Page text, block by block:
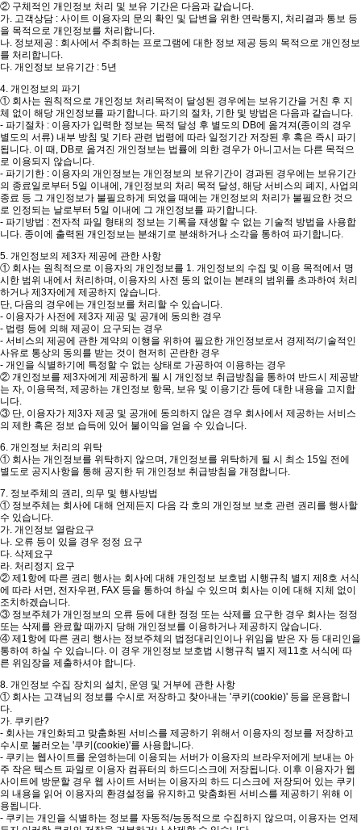
② 구체적인 개인정보 처리 및 보유 기간은 다음과 같습니다.
가. 고객상담 : 사이트 이용자의 문의 확인 및 답변을 위한 연락통지, 처리결과 통보 등
을 목적으로 개인정보를 처리합니다.
나. 정보제공 : 회사에서 주최하는 프로그램에 대한 정보 제공 등의 목적으로 개인정보
를 처리합니다.
다. 개인정보 보유기간 : 5년
4. 개인정보의 파기
① 회사는 원칙적으로 개인정보 처리목적이 달성된 경우에는 보유기간을 거친 후 지
체 없이 해당 개인정보를 파기합니다. 파기의 절차, 기한 및 방법은 다음과 같습니다.
- 파기절차 : 이용자가 입력한 정보는 목적 달성 후 별도의 DB에 옮겨져(종이의 경우
별도의 서류) 내부 방침 및 기타 관련 법령에 따라 일정기간 저장된 후 혹은 즉시 파기
됩니다. 이 때, DB로 옮겨진 개인정보는 법률에 의한 경우가 아니고서는 다른 목적으
로 이용되지 않습니다.
- 파기기한 : 이용자의 개인정보는 개인정보의 보유기간이 경과된 경우에는 보유기간
의 종료일로부터 5일 이내에, 개인정보의 처리 목적 달성, 해당 서비스의 폐지, 사업의
종료 등 그 개인정보가 불필요하게 되었을 때에는 개인정보의 처리가 불필요한 것으
로 인정되는 날로부터 5일 이내에 그 개인정보를 파기합니다.
- 파기방법 : 전자적 파일 형태의 정보는 기록을 재생할 수 없는 기술적 방법을 사용합
니다. 종이에 출력된 개인정보는 분쇄기로 분쇄하거나 소각을 통하여 파기합니다.
5. 개인정보의 제3자 제공에 관한 사항
① 회사는 원칙적으로 이용자의 개인정보를 1. 개인정보의 수집 및 이용 목적에서 명
시한 범위 내에서 처리하며, 이용자의 사전 동의 없이는 본래의 범위를 초과하여 처리
하거나 제3자에게 제공하지 않습니다.
단, 다음의 경우에는 개인정보를 처리할 수 있습니다.
- 이용자가 사전에 제3자 제공 및 공개에 동의한 경우
- 법령 등에 의해 제공이 요구되는 경우
- 서비스의 제공에 관한 계약의 이행을 위하여 필요한 개인정보로서 경제적/기술적인
사유로 통상의 동의를 받는 것이 현저히 곤란한 경우
- 개인을 식별하기에 특정할 수 없는 상태로 가공하여 이용하는 경우
② 개인정보를 제3자에게 제공하게 될 시 개인정보 취급방침을 통하여 반드시 제공받
는 자, 이용목적, 제공하는 개인정보 항목, 보유 및 이용기간 등에 대한 내용을 고지합
니다.
③ 단, 이용자가 제3자 제공 및 공개에 동의하지 않은 경우 회사에서 제공하는 서비스
의 제한 혹은 정보 습득에 있어 불이익을 얻을 수 있습니다.
6. 개인정보 처리의 위탁
① 회사는 개인정보를 위탁하지 않으며, 개인정보를 위탁하게 될 시 최소 15일 전에
별도로 공지사항을 통해 공지한 뒤 개인정보 취급방침을 개정합니다.
7. 정보주체의 권리, 의무 및 행사방법
① 정보주체는 회사에 대해 언제든지 다음 각 호의 개인정보 보호 관련 권리를 행사할
수 있습니다.
가. 개인정보 열람요구
나. 오류 등이 있을 경우 정정 요구
다. 삭제요구
라. 처리정지 요구
② 제1항에 따른 권리 행사는 회사에 대해 개인정보 보호법 시행규칙 별지 제8호 서식
에 따라 서면, 전자우편, FAX 등을 통하여 하실 수 있으며 회사는 이에 대해 지체 없이
조치하겠습니다.
③ 정보주체가 개인정보의 오류 등에 대한 정정 또는 삭제를 요구한 경우 회사는 정정
또는 삭제를 완료할 때까지 당해 개인정보를 이용하거나 제공하지 않습니다.
④ 제1항에 따른 권리 행사는 정보주체의 법정대리인이나 위임을 받은 자 등 대리인을
통하여 하실 수 있습니다. 이 경우 개인정보 보호법 시행규칙 별지 제11호 서식에 따
른 위임장을 제출하셔야 합니다.
8. 개인정보 수집 장치의 설치, 운영 및 거부에 관한 사항
① 회사는 고객님의 정보를 수시로 저장하고 찾아내는 '쿠키(cookie)' 등을 운용합니
다.
가. 쿠키란?
- 회사는 개인화되고 맞춤화된 서비스를 제공하기 위해서 이용자의 정보를 저장하고
수시로 불러오는 '쿠키(cookie)'를 사용합니다.
- 쿠키는 웹사이트를 운영하는데 이용되는 서버가 이용자의 브라우저에게 보내는 아
주 작은 텍스트 파일로 이용자 컴퓨터의 하드디스크에 저장됩니다. 이후 이용자가 웹
사이트에 방문할 경우 웹 사이트 서버는 이용자의 하드 디스크에 저장되어 있는 쿠키
의 내용을 읽어 이용자의 환경설정을 유지하고 맞춤화된 서비스를 제공하기 위해 이
용됩니다.
- 쿠키는 개인을 식별하는 정보를 자동적/능동적으로 수집하지 않으며, 이용자는 언제